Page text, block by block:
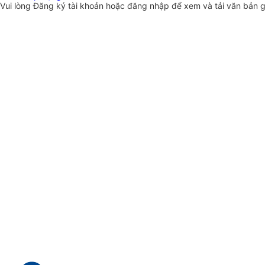
Vui lòngĐăng ký tài khoản hoặc đăng nhập để xem và tải văn bản